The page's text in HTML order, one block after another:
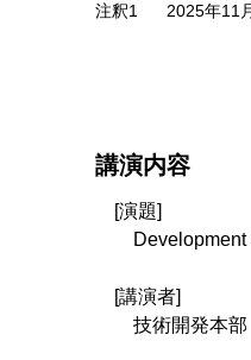
注釈1 2025年11
講演内容
[演題]
Development
[講演者]
技術開発本部